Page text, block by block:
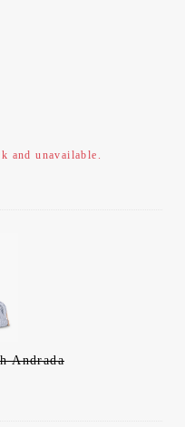
and unavailable.
Andrada